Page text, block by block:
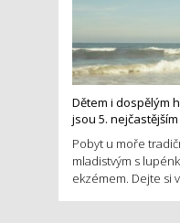
Dětem i dospělým
jsou 5.
Pobyt u moře
mladistvým s
ekzémem. Dejte si